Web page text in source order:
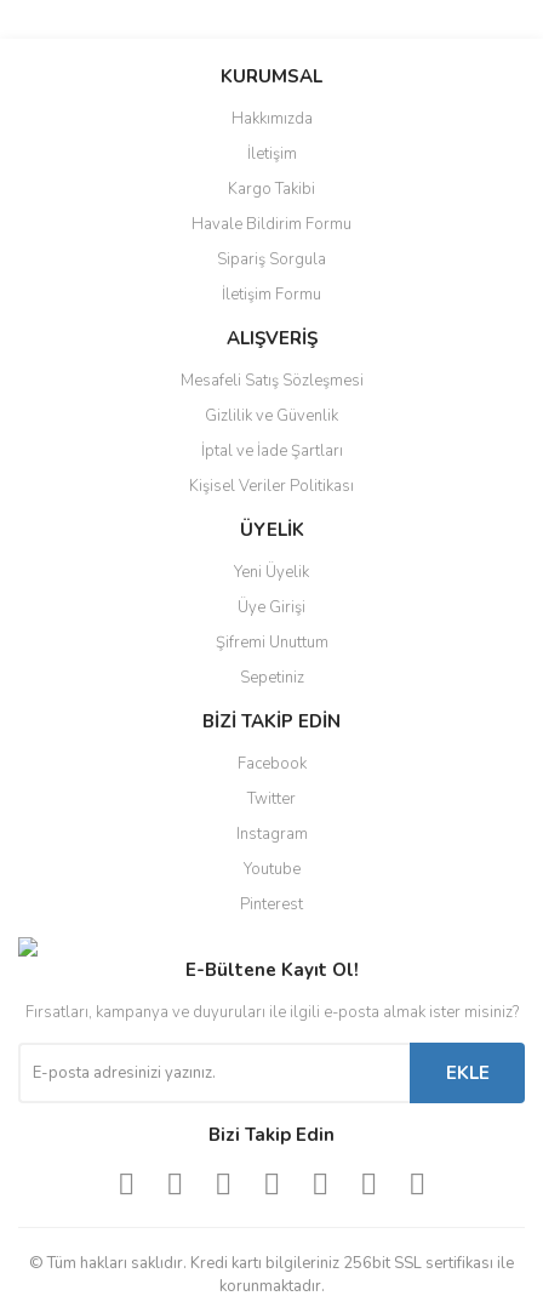
Bu ürüne ilk yorumu siz yapın!
Yorum Yaz
Ürün resmi kalitesiz, bozuk veya görüntülenemiyor.
Ürün açıklamasında eksik bilgiler bulunuyor.
Ürün bilgilerinde hatalar bulunuyor.
Ürün fiyatı diğer sitelerden daha pahalı.
Bu ürüne benzer farklı alternatifler olmalı.
Gönder
KURUMSAL
Hakkımızda
İletişim
Kargo Takibi
Havale Bildirim Formu
Sipariş Sorgula
İletişim Formu
ALIŞVERİŞ
Mesafeli Satış Sözleşmesi
Gizlilik ve Güvenlik
İptal ve İade Şartları
Kişisel Veriler Politikası
ÜYELİK
Yeni Üyelik
Üye Girişi
Şifremi Unuttum
Sepetiniz
BİZİ TAKİP EDİN
Facebook
Twitter
Instagram
Youtube
Pinterest
E-Bültene Kayıt Ol!
Fırsatları, kampanya ve duyuruları ile ilgili e-posta almak ister misiniz?
EKLE
Bizi Takip Edin
© Tüm hakları saklıdır. Kredi kartı bilgileriniz 256bit SSL sertifikası ile
korunmaktadır.